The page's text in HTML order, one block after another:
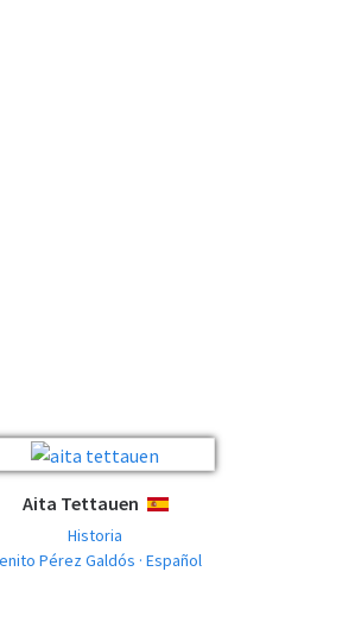
Aita Tettauen ESPAÑOL
Historia
Pérez Galdós · Español